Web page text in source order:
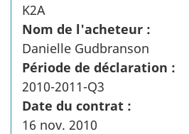
K2A
Nom de l'acheteur :
Danielle Gudbranson
Période de déclaration :
2010-2011-Q3
Date du contrat :
16 nov. 2010